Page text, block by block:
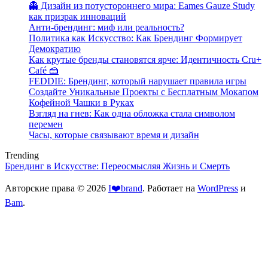
👻 Дизайн из потустороннего мира: Eames Gauze Study
как призрак инноваций
Анти-брендинг: миф или реальность?
Политика как Искусство: Как Брендинг Формирует
Демократию
Как крутые бренды становятся ярче: Идентичность Cru+
Café 🍰
FEDDIE: Брендинг, который нарушает правила игры
Создайте Уникальные Проекты с Бесплатным Мокапом
Кофейной Чашки в Руках
Взгляд на гнев: Как одна обложка стала символом
перемен
Часы, которые связывают время и дизайн
Trending
Брендинг в Искусстве: Переосмысляя Жизнь и Смерть
Авторские права © 2026 I❤️brand. Работает на WordPress и
Bam.